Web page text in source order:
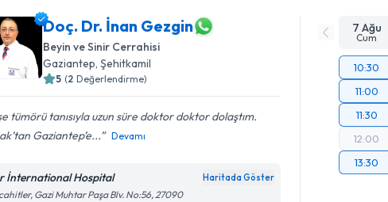
Doç. Dr. İnan Gezgin
Beyin ve Sinir Cerrahisi
Gaziantep ,Şehitkamil
5 (2 Değerlendirme)
tümörü tanısıyla uzun süre doktor doktor dolaştım.
Gaziantep’e...
Devamı
İnternational Hospital Haritada Göster
Gazi Muhtar Paşa Blv. No:56, 27090
7 Ağu
Cum
10:30
11:00
11:30
12:00
13:30